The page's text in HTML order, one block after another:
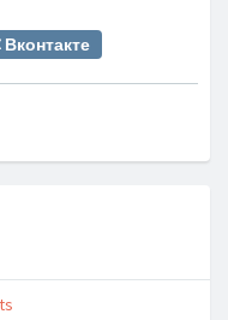
Вконтакте